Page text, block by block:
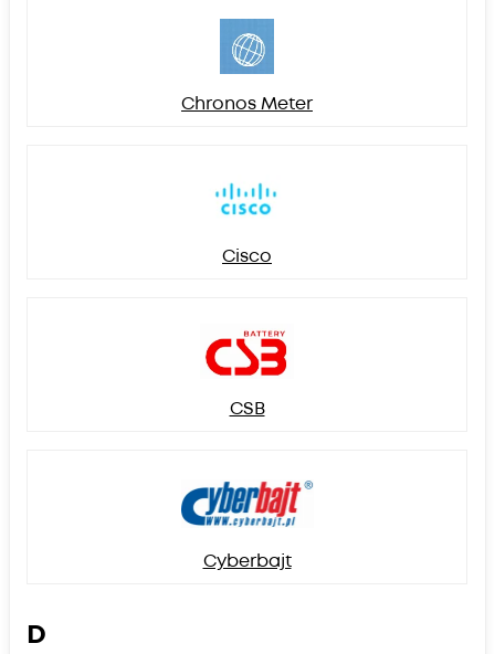
Chronos Meter
Cisco
CSB
Cyberbajt
D